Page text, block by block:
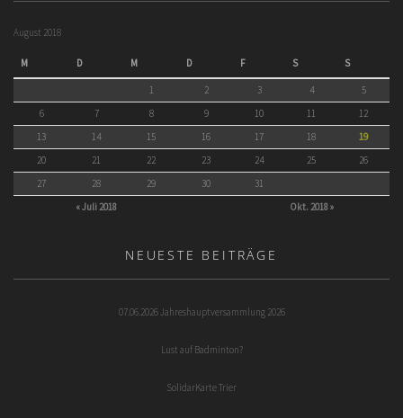
August 2018
M D M D F S S
« Juli 2018 Okt. 2018 »
1 2 3 4
5
6
7 8 9 10 11
12
13
14 15 16 17 18
19
20
21 22 23 24 25
26
27
28 29 30 31
NEUESTE BEITRÄGE
07.06.2026 Jahreshauptversammlung 2026
Lust auf Badminton?
SolidarKarte Trier